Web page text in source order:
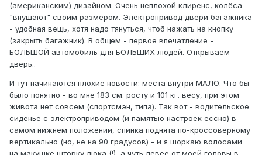
(американским) дизайном. Очень неплохой клиренс, колёса
"внушают" своим размером. Электропривод двери багажника
- удобная вещь, хотя надо тянуться, чтоб нажать на кнопку
(закрыть багажник). В общем - первое впечатление -
БОЛЬШОЙ автомобиль для БОЛЬШИХ людей. Открываем
дверь..
И тут начинаются плохие новости: места внутри МАЛО. Что бы
было понятно - во мне 183 см. росту и 101 кг. весу, при этом
живота нет совсем (спортсмэн, типа). Так вот - водительское
сиденье с электроприводом (и памятью настроек ессно) в
самом нижнем положении, спинка поднята по-кроссоверному
вертикально (но, не на 90 градусов) - и я шоркаю волосами